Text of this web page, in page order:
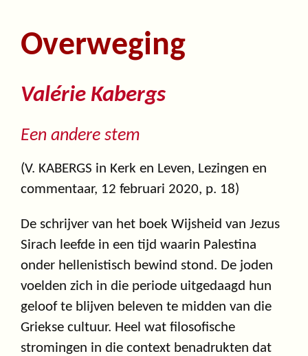
Overweging
Valérie Kabergs
Een andere stem
(V. KABERGS in Kerk en Leven, Lezingen en
commentaar, 12 februari 2020, p. 18)
De schrijver van het boek Wijsheid van Jezus
Sirach leefde in een tijd waarin Palestina
onder hellenistisch bewind stond. De joden
voelden zich in die periode uitgedaagd hun
geloof te blijven beleven te midden van die
Griekse cultuur. Heel wat filosofische
stromingen in die context benadrukten dat